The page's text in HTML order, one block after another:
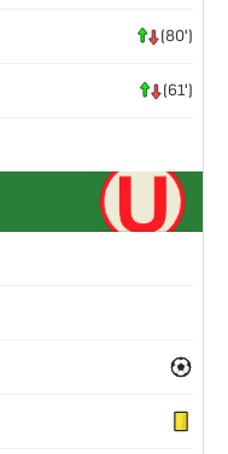
(80')
(61')